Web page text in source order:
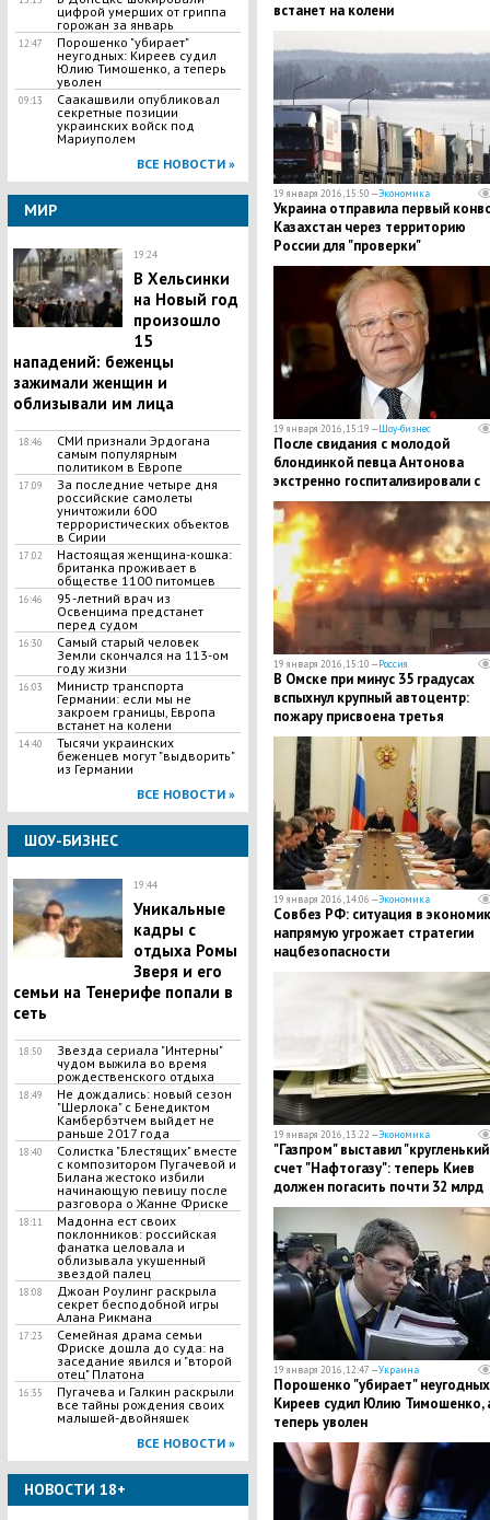
цифрой умерших от гриппа
горожан за январь
12:47
Порошенко "убирает"
неугодных: Киреев судил
Юлию Тимошенко, а теперь
уволен
09:13
Саакашвили опубликовал
секретные позиции
украинских войск под
Мариуполем
ВСЕ НОВОСТИ »
МИР
19:24
В Хельсинки
на Новый год
произошло
15
нападений: беженцы
зажимали женщин и
облизывали им лица
18:46
СМИ признали Эрдогана
самым популярным
политиком в Европе
17:09
За последние четыре дня
российские самолеты
уничтожили 600
террористических объектов
в Сирии
17:02
​Настоящая женщина-кошка:
британка проживает в
обществе 1100 питомцев
16:46
​95-летний врач из
Освенцима предстанет
перед судом
16:30
​Самый старый человек
Земли скончался на 113-ом
году жизни
16:03
Министр транспорта
Германии: если мы не
закроем границы, Европа
встанет на колени
14:40
Тысячи украинских
беженцев могут "выдворить"
из Германии
ВСЕ НОВОСТИ »
ШОУ-БИЗНЕС
19:44
Уникальные
кадры с
отдыха Ромы
Зверя и его
семьи на Тенерифе попали в
сеть
18:50
Звезда сериала "Интерны"
чудом выжила во время
рождественского отдыха
18:49
Не дождались: новый сезон
"Шерлока" с Бенедиктом
Камбербэтчем выйдет не
раньше 2017 года
18:40
Солистка "Блестящих" вместе
с композитором Пугачевой и
Билана жестоко избили
начинающую певицу после
разговора о Жанне Фриске
18:11
Мадонна ест своих
поклонников: российская
фанатка целовала и
облизывала укушенный
звездой палец
18:08
Джоан Роулинг раскрыла
секрет бесподобной игры
Алана Рикмана
17:23
Семейная драма семьи
Фриске дошла до суда: на
заседание явился и "второй
отец" Платона
16:35
Пугачева и Галкин раскрыли
все тайны рождения своих
малышей-двойняшек
ВСЕ НОВОСТИ »
НОВОСТИ 18+
встанет на колени
19 января 2016, 15:50 —Экономика
Украина отправила первый
Казахстан через территорию
России для "проверки"
19 января 2016, 15:19 —Шоу-бизнес
После свидания с молодой
блондинкой певца Антонова
экстренно госпитализировали с
серьезным диагнозом
19 января 2016, 15:10 —Россия
В Омске при минус 35 градусах
вспыхнул крупный автоцентр:
пожару присвоена третья
категория
19 января 2016, 14:06 —Экономика
Совбез РФ: ситуация в
напрямую угрожает стратегии
нацбезопасности
19 января 2016, 13:22 —Экономика
"Газпром" выставил
счет "Нафтогазу": теперь Киев
должен погасить почти 32 млрд
долларов
19 января 2016, 12:47 —Украина
Порошенко "убирает"
Киреев судил Юлию Тимошенко,
теперь уволен